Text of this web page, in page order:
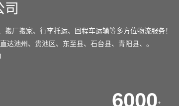
厂搬家、行李托运、回程车运输等多方位物流服务！
达池州 、 贵池区、 东至县、 石台县、 青阳县、。
6000+